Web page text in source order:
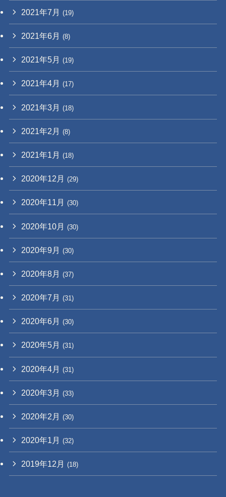
2021年7月 (19)
2021年6月 (8)
2021年5月 (19)
2021年4月 (17)
2021年3月 (18)
2021年2月 (8)
2021年1月 (18)
2020年12月 (29)
2020年11月 (30)
2020年10月 (30)
2020年9月 (30)
2020年8月 (37)
2020年7月 (31)
2020年6月 (30)
2020年5月 (31)
2020年4月 (31)
2020年3月 (33)
2020年2月 (30)
2020年1月 (32)
2019年12月 (18)